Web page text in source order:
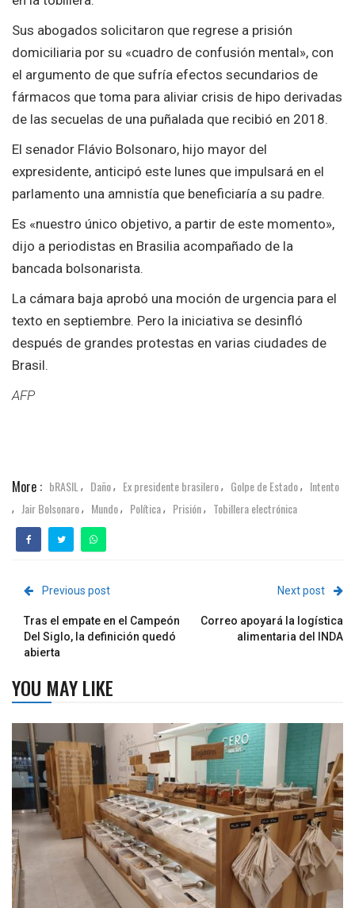
Sus abogados solicitaron que regrese a prisión
domiciliaria por su «cuadro de confusión mental», con
el argumento de que sufría efectos secundarios de
fármacos que toma para aliviar crisis de hipo derivadas
de las secuelas de una puñalada que recibió en 2018.
El senador Flávio Bolsonaro, hijo mayor del
expresidente, anticipó este lunes que impulsará en el
parlamento una amnistía que beneficiaría a su padre.
Es «nuestro único objetivo, a partir de este momento»,
dijo a periodistas en Brasilia acompañado de la
bancada bolsonarista.
La cámara baja aprobó una moción de urgencia para el
texto en septiembre. Pero la iniciativa se desinfló
después de grandes protestas en varias ciudades de
Brasil.
AFP
More : bRASIL , Daño, Ex presidente brasilero, Golpe de Estado, Intento
, Jair Bolsonaro, Mundo, Política, Prisión, Tobillera electrónica
Previous post
Tras el empate en el Campeón
Del Siglo, la definición quedó
abierta
Next post
Correo apoyará la logística
alimentaria del INDA
YOU MAY LIKE